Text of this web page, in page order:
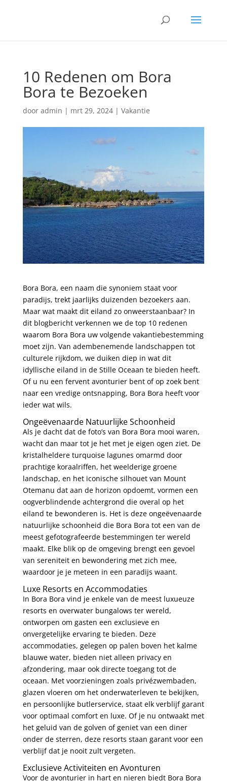
10 Redenen om Bora
Bora te Bezoeken
door admin | mrt 29, 2024| Vakantie
Bora Bora, een naam die synoniem staat voor
paradijs, trekt jaarlijks duizenden bezoekers aan.
Maar wat maakt dit eiland zo onweerstaanbaar? In
dit blogbericht verkennen we de top 10 redenen
waarom Bora Bora uw volgende vakantiebestemming
moet zijn. Van adembenemende landschappen tot
culturele rijkdom, we duiken diep in wat dit
idyllische eiland in de Stille Oceaan te bieden heeft.
Of u nu een fervent avonturier bent of op zoek bent
naar een vredige ontsnapping, Bora Bora heeft voor
ieder wat wils.
Ongeëvenaarde Natuurlijke Schoonheid
Als je dacht dat de foto’s van Bora Bora mooi waren,
wacht dan maar tot je het met je eigen ogen ziet. De
kristalheldere turquoise lagunes omarmd door
prachtige koraalriffen, het weelderige groene
landschap, en het iconische silhouet van Mount
Otemanu dat aan de horizon opdoemt, vormen een
oogverblindende achtergrond die overal op het
eiland te bewonderen is. Het is deze ongeëvenaarde
natuurlijke schoonheid die Bora Bora tot een van de
meest gefotografeerde bestemmingen ter wereld
maakt. Elke blik op de omgeving brengt een gevoel
van sereniteit en bewondering met zich mee,
waardoor je je meteen in een paradijs waant.
Luxe Resorts en Accommodaties
In Bora Bora vind je enkele van de meest luxueuze
resorts en overwater bungalows ter wereld,
ontworpen om gasten een exclusieve en
onvergetelijke ervaring te bieden. Deze
accommodaties, gelegen op palen boven het kalme
blauwe water, bieden niet alleen privacy en
afzondering, maar ook directe toegang tot de
oceaan. Met voorzieningen zoals privézwembaden,
glazen vloeren om het onderwaterleven te bekijken,
en persoonlijke butlerservice, staat elk verblijf garant
voor optimaal comfort en luxe. Of je nu ontwaakt met
het geluid van de golven of geniet van een diner
onder de sterren, deze resorts staan garant voor een
verblijf dat je nooit zult vergeten.
Exclusieve Activiteiten en Avonturen
Voor de avonturier in hart en nieren biedt Bora Bora